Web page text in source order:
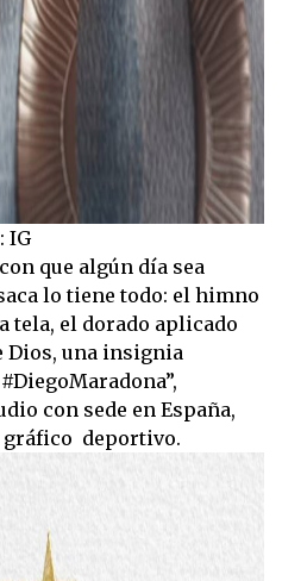
IG
que algún día sea
lo tiene todo: el himno
tela, el dorado aplicado
Dios, una insignia
con sede en España,
gráfico deportivo.